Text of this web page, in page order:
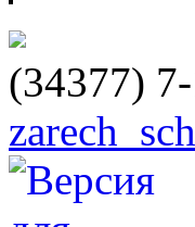
(34377)